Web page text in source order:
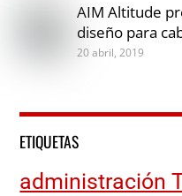
AIM Altitude
diseño para
20 abril, 2019
ETIQUETAS
administración